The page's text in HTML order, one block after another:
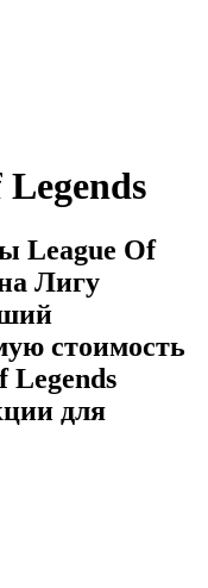
League Of
Лигу
стоимость
Legends
для